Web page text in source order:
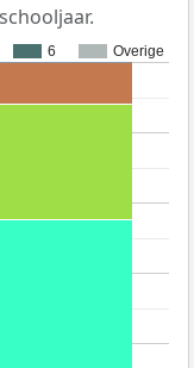
6 Overige